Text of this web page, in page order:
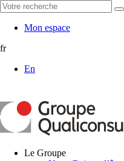
Mon espace
fr
En
Le Groupe